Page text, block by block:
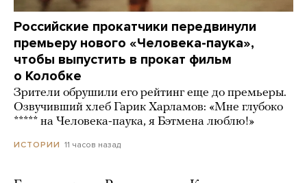
Российские прокатчики передвинули
премьеру нового «Человека-паука»,
чтобы выпустить в прокат фильм
о Колобке
Зрители обрушили его рейтинг еще до премьеры.
Озвучивший хлеб Гарик Харламов: «Мне глубоко
***** на Человека-паука, я Бэтмена люблю!»
ИСТОРИИ 11 часов назад